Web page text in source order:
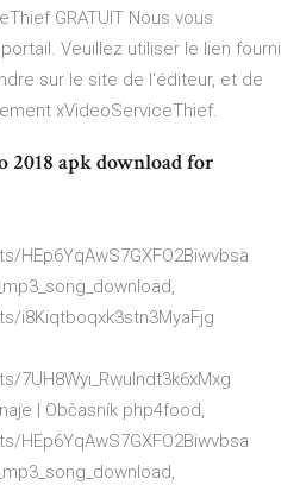
GRATUIT Nous vous
Veuillez utiliser le lien fourni
sur le site de l'éditeur, et de
xVideoServiceThief.
apk download for
HEp6YqAwS7GXFO2Biwvbsa
i8Kiqtboqxk3stn3MyaFjg
7UH8Wyi_Rwulndt3k6xMxg
| Občasník php4food,
HEp6YqAwS7GXFO2Biwvbsa